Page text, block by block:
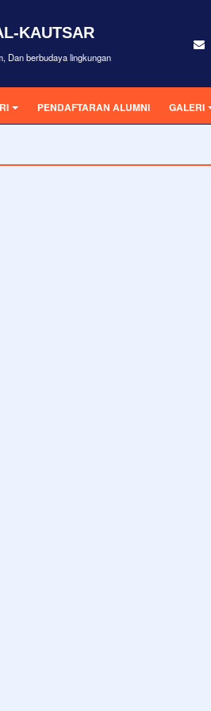
KAUTSAR
Dan berbudaya lingkungan
PENDAFTARAN ALUMNI GALERI